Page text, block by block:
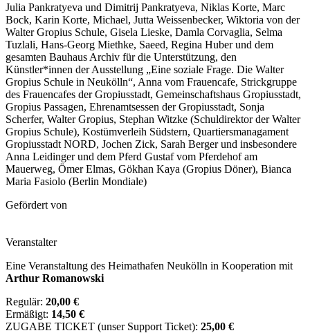
Julia Pankratyeva und Dimitrij Pankratyeva, Niklas Korte, Marc
Bock, Karin Korte, Michael, Jutta Weissenbecker, Wiktoria von der
Walter Gropius Schule, Gisela Lieske, Damla Corvaglia, Selma
Tuzlali, Hans-Georg Miethke, Saeed, Regina Huber und dem
gesamten Bauhaus Archiv für die Unterstützung, den
Künstler*innen der Ausstellung „Eine soziale Frage. Die Walter
Gropius Schule in Neukölln“, Anna vom Frauencafe, Strickgruppe
des Frauencafes der Gropiusstadt, Gemeinschaftshaus Gropiusstadt,
Gropius Passagen, Ehrenamtsessen der Gropiusstadt, Sonja
Scherfer, Walter Gropius, Stephan Witzke (Schuldirektor der Walter
Gropius Schule), Kostümverleih Südstern, Quartiersmanagament
Gropiusstadt NORD, Jochen Zick, Sarah Berger und insbesondere
Anna Leidinger und dem Pferd Gustaf vom Pferdehof am
Mauerweg, Ömer Elmas, Gökhan Kaya (Gropius Döner), Bianca
Maria Fasiolo (Berlin Mondiale)
Gefördert von
Veranstalter
Eine Veranstaltung des Heimathafen Neukölln in Kooperation mit
Arthur Romanowski
Regulär: 20,00 €
Ermäßigt: 14,50 €
ZUGABE TICKET (unser Support Ticket): 25,00 €